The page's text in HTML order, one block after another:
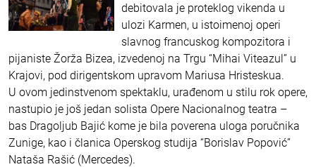
debitovala je proteklog vikenda u
ulozi Karmen, u istoimenoj operi
slavnog francuskog kompozitora i
pijaniste Žorža Bizea, izvedenoj na Trgu “Mihai Viteazul” u
Krajovi, pod dirigentskom upravom Mariusa Hristeskua.
U ovom jedinstvenom spektaklu, urađenom u stilu rok opere,
nastupio je još jedan solista Opere Nacionalnog teatra –
bas Dragoljub Bajić kome je bila poverena uloga poručnika
Zunige, kao i članica Operskog studija “Borislav Popović”
Nataša Rašić (Mercedes).